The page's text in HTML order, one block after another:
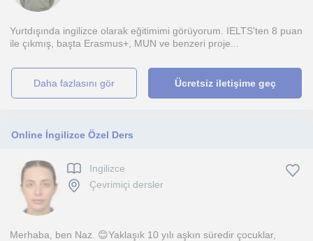
Yurtdışında ingilizce olarak eğitimimi görüyorum. IELTS'ten 8 puan
ile çıkmış, başta Erasmus+, MUN ve benzeri proje...
daha fazlasını gör Ücretsiz iletişime geç
Online İngilizce Özel Ders
Ingilizce
Çevrimiçi dersler
Merhaba, ben Naz. 😊Yaklaşık 10 yılı aşkın süredir çocuklar,